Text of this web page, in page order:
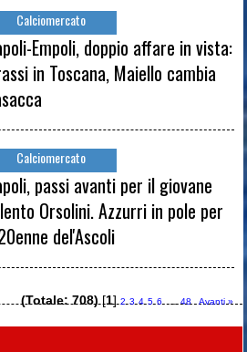
Calciomercato
Empoli, doppio affare in vista:
in Toscana, Maiello cambia
Calciomercato
passi avanti per il giovane
Orsolini. Azzurri in pole per
del'Ascoli
(Totale: 708) [1] 2 3 4 5 6 48 Avanti »